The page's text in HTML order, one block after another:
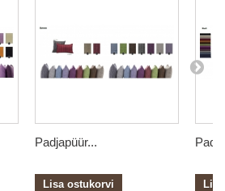
Padjapüür...
Lisa ostukorvi